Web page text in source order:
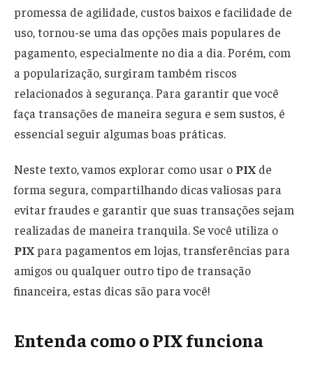
promessa de agilidade, custos baixos e facilidade de
uso, tornou-se uma das opções mais populares de
pagamento, especialmente no dia a dia. Porém, com
a popularização, surgiram também riscos
relacionados à segurança. Para garantir que você
faça transações de maneira segura e sem sustos, é
essencial seguir algumas boas práticas.
Neste texto, vamos explorar como usar o PIX de
forma segura, compartilhando dicas valiosas para
evitar fraudes e garantir que suas transações sejam
realizadas de maneira tranquila. Se você utiliza o
PIXpara pagamentos em lojas, transferências para
amigos ou qualquer outro tipo de transação
financeira, estas dicas são para você!
Entenda como o PIX funciona